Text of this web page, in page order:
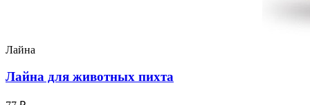
Лайна
Лайна для животных пихта